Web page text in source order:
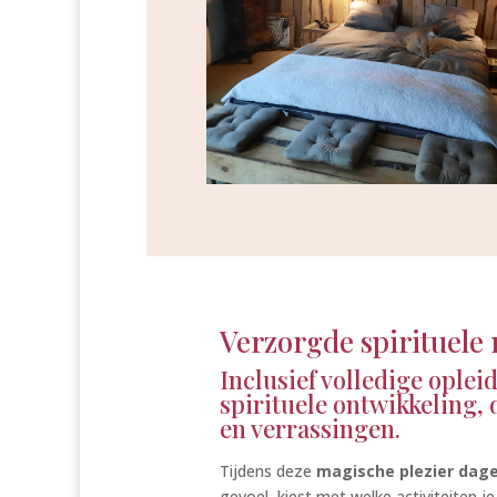
Verzorgde spirituele
Inclusief volledige
spirituele ontwikkeling,
en verrassingen.
Tijdens deze magische plezier